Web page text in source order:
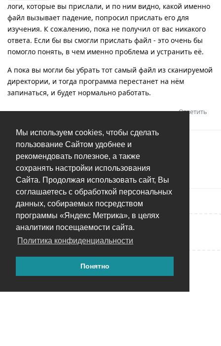
Мы используем cookies, чтобы сделать
пользование Сайтом удобнее и
рекомендовать полезное, а также
сохранять настройки использования
Сайта. Продолжая использовать сайт, Вы
соглашаетесь с обработкой персональных
данных, собираемых посредством
программы «Яндекс Метрика», в целях
аналитики посещаемости сайта.
Политика конфиденциальности
Понятно
логи, которые вы прислали, и по ним видно, какой именно
файл вызывает падение, попросил прислать его для
изучения. К сожалению, пока не получил от вас никакого
ответа. Если бы вы смогли прислать файл - это очень бы
помогло понять, в чем именно проблема и устранить её.
А пока вы могли бы убрать тот самый файл из сканируемой
директории, и тогда программа перестанет на нём
запинаться, и будет нормально работать.
Ответить
15 ДНЕЙСПУСТЯ
Андрейдобавил(а) тег.
Написать ответ...